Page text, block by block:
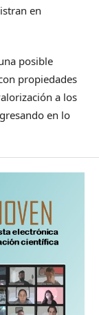
en
posible
propiedades
a los
en lo